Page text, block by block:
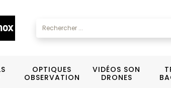
OPTIQUES
OBSERVATION
VIDÉOS SON
DRONES